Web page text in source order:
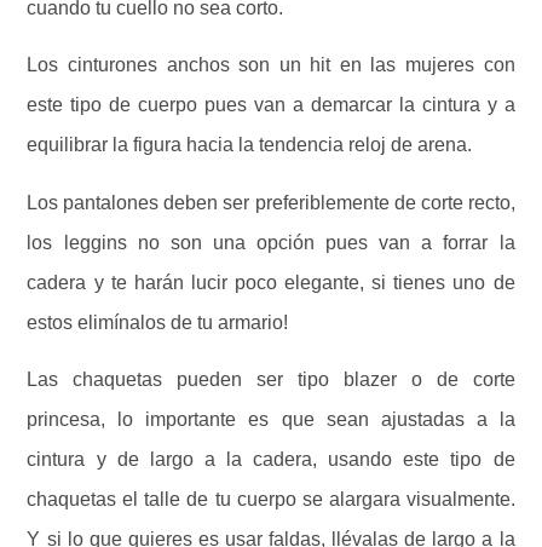
cuando tu cuello no sea corto.
Los cinturones anchos son un hit en las mujeres con
este tipo de cuerpo pues van a demarcar la cintura y a
equilibrar la figura hacia la tendencia reloj de arena.
Los pantalones deben ser preferiblemente de corte recto,
los leggins no son una opción pues van a forrar la
cadera y te harán lucir poco elegante, si tienes uno de
estos elimínalos de tu armario!
Las chaquetas pueden ser tipo blazer o de corte
princesa, lo importante es que sean ajustadas a la
cintura y de largo a la cadera, usando este tipo de
chaquetas el talle de tu cuerpo se alargara visualmente.
Y si lo que quieres es usar faldas, llévalas de largo a la